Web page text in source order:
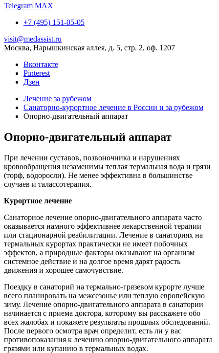
Telegram MAX
+7 (495) 151-05-05
visit@medassist.ru
Москва, Нарышкинская аллея, д. 5, стр. 2, оф. 1207
Вконтакте
Pinterest
Дзен
Лечение за рубежом
Санаторно-курортное лечение в России и за рубежом
Опорно-двигательный аппарат
Опорно-двигательный аппарат
При лечении суставов, позвоночника и нарушениях
кровообращения незаменимы теплая термальная вода и грязи
(торф, водоросли). Не менее эффективна в большинстве
случаев и талассотерапия.
Курортное лечение
Санаторное лечение опорно-двигательного аппарата часто
оказывается намного эффективнее лекарственной терапии
или стационарной реабилитации. Лечение в санаториях на
термальных курортах практически не имеет побочных
эффектов, а природные факторы оказывают на организм
системное действие и на долгое время дарят радость
движения и хорошее самочувствие.
Поездку в санаторий на термально-грязевом курорте лучше
всего планировать на межсезонье или теплую европейскую
зиму. Лечение опорно-двигательного аппарата в санатории
начинается с приема доктора, которому вы расскажете обо
всех жалобах и покажете результаты прошлых обследований.
После первого осмотра врач определит, есть ли у вас
противопоказания к лечению опорно-двигательного аппарата
грязями или купанию в термальных водах.